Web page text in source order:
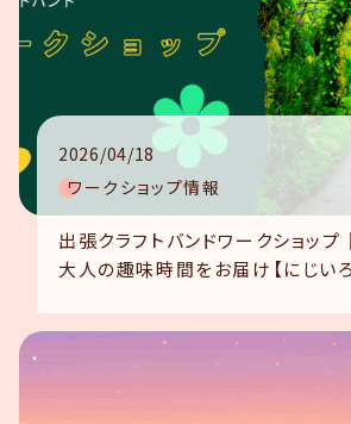
こん
りま
ご利
お知
コン
スタ
お知ら
2026/04/18
ワークショップ情報
出張クラフトバンドワークショップ
大人の趣味時間をお届け【にじいろ